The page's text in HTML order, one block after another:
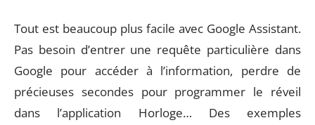
Tout est beaucoup plus facile avec Google Assistant.
Pas besoin d’entrer une requête particulière dans
Google pour accéder à l’information, perdre de
précieuses secondes pour programmer le réveil
dans l’application Horloge… Des exemples